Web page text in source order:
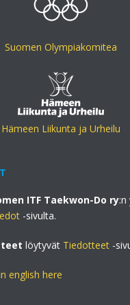
Suomen Olympiakomitea
Hämeen Liikunta ja Urheilu
ITF Taekwon-Do ry
-sivulta.
löytyvät Tiedotteet -
english here